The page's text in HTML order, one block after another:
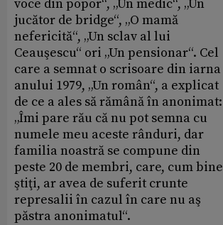
voce din popor“, „Un medic“, „Un
jucător de bridge“, „O mamă
nefericită“, „Un sclav al lui
Ceauşescu“ ori „Un pensionar“. Cel
care a semnat o scrisoare din iarna
anului 1979, „Un român“, a explicat
de ce a ales să rămână în anonimat:
„Îmi pare rău că nu pot semna cu
numele meu aceste rânduri, dar
familia noastră se compune din
peste 20 de membri, care, cum bine
ştiţi, ar avea de suferit crunte
represalii în cazul în care nu aş
păstra anonimatul“.